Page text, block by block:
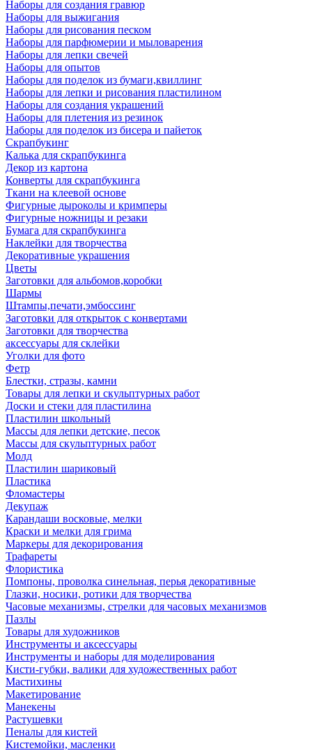
Наборы для создания гравюр
Наборы для выжигания
Наборы для рисования песком
Наборы для парфюмерии и мыловарения
Наборы для лепки свечей
Наборы для опытов
Наборы для поделок из бумаги,квиллинг
Наборы для лепки и рисования пластилином
Наборы для создания украшений
Наборы для плетения из резинок
Наборы для поделок из бисера и пайеток
Скрапбукинг
Калька для скрапбукинга
Декор из картона
Конверты для скрапбукинга
Ткани на клеевой основе
Фигурные дыроколы и кримперы
Фигурные ножницы и резаки
Бумага для скрапбукинга
Наклейки для творчества
Декоративные украшения
Цветы
Заготовки для альбомов,коробки
Шармы
Штампы,печати,эмбоссинг
Заготовки для открыток с конвертами
Заготовки для творчества
аксессуары для склейки
Уголки для фото
Фетр
Блестки, стразы, камни
Товары для лепки и скульптурных работ
Доски и стеки для пластилина
Пластилин школьный
Массы для лепки детские, песок
Массы для скульптурных работ
Молд
Пластилин шариковый
Пластика
Фломастеры
Декупаж
Карандаши восковые, мелки
Краски и мелки для грима
Маркеры для декорирования
Трафареты
Флористика
Помпоны, проволка синельная, перья декоративные
Глазки, носики, ротики для творчества
Часовые механизмы, стрелки для часовых механизмов
Пазлы
Товары для художников
Инструменты и аксессуары
Инструменты и наборы для моделирования
Кисти-губки, валики для художественных работ
Мастихины
Макетирование
Манекены
Растушевки
Пеналы для кистей
Кистемойки, масленки